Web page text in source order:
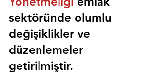
sektöründe olumlu
değişiklikler ve
düzenlemeler
getirilmiştir.